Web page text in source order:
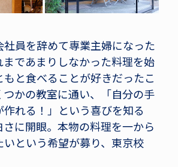
社員を辞めて専業主婦になった
であまりしなかった料理を始
と食べることが好きだったこ
つかの教室に通い、「自分の手
れる！」という喜びを知る
さに開眼。本物の料理を一から
という希望が募り、東京校